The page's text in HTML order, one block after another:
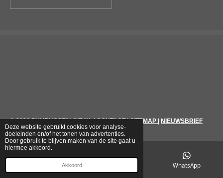
Deze website gebruikt cookies voor analyse-
doeleinden en/of het tonen van advertenties.
Door gebruik te blijven maken van de site gaat u
hiermee akkoord.
Akkoord
© 2026 PUURNOSTALGIE.NL|CONTACT|SITEMAP NIEUWSBRIEF
WhatsApp